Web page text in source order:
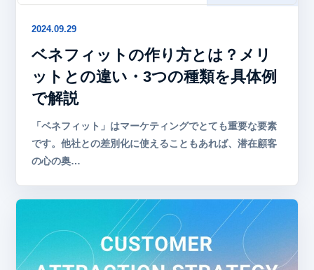
2024.09.29
ベネフィットの作り方とは？メリ
ットとの違い・3つの種類を具体例
で解説
「ベネフィット」はマーケティングでとても重要な要素
です。他社との差別化に使えることもあれば、潜在顧客
の心の奥…